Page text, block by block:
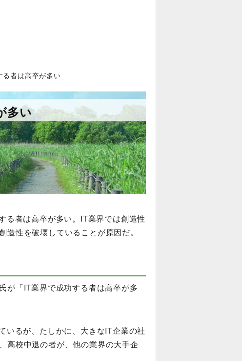
者は高卒が多い
多い
る者は高卒が多い。IT業界では創造性
造性を破壊していることが原因だ。
が「IT業界で成功する者は高卒が多
いるが、たしかに、大きなIT企業の社
高校中退の者が、他の業界の大手企